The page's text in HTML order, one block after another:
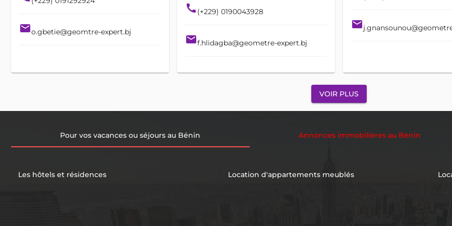
emailo.gbetie@geomtre-expert.bj
call (+229) 0190043928
emailf.hlidagba@geometre-expert.bj
email
VOIR PLUS
Pour vos vacances ou séjours au Bénin Annonces immobilières au Bénin
Les hôtels et résidences Location d'appartements meublés